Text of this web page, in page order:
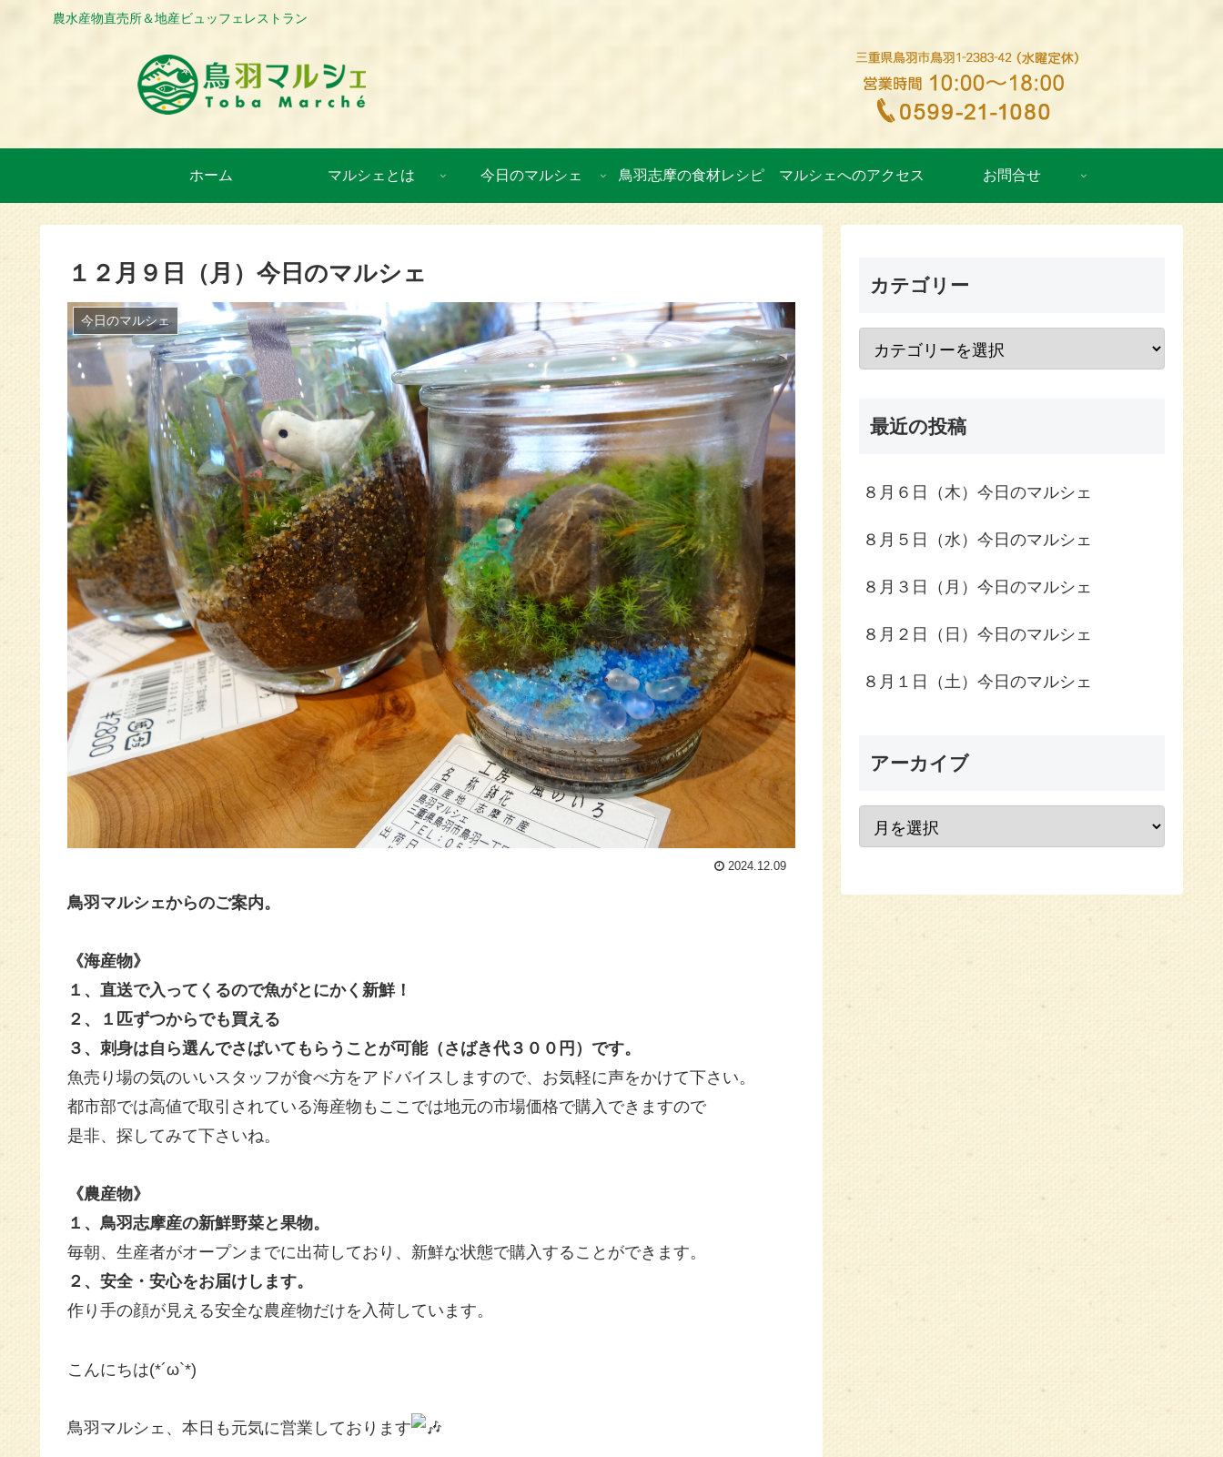
農水産物直売所＆地産ビュッフェレストラン
ホーム マルシェとは 今日のマルシェ 鳥羽志摩の食材レシピ マルシェへのアクセス お問合せ
１２月９日（月）今日のマルシェ
今日のマルシェ
2024.12.09
鳥羽マルシェからのご案内。
《海産物》
１、直送で入ってくるので魚がとにかく新鮮！
２、１匹ずつからでも買える
３、刺身は自ら選んでさばいてもらうことが可能（さばき代３００円）です。
魚売り場の気のいいスタッフが食べ方をアドバイスしますので、お気軽に声をかけて下さい。
都市部では高値で取引されている海産物もここでは地元の市場価格で購入できますので
是非、探してみて下さいね。
《農産物》
１、鳥羽志摩産の新鮮野菜と果物。
毎朝、生産者がオープンまでに出荷しており、新鮮な状態で購入することができます。
２、安全・安心をお届けします。
作り手の顔が見える安全な農産物だけを入荷しています。
こんにちは(*´ω`*)
鳥羽マルシェ、本日も元気に営業しております
カテゴリー
最近の投稿
８月６日（木）今日のマルシェ
８月５日（水）今日のマルシェ
８月３日（月）今日のマルシェ
８月２日（日）今日のマルシェ
８月１日（土）今日のマルシェ
アーカイブ